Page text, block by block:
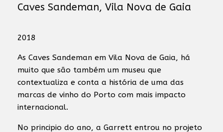
Caves Sandeman, Vila Nova de Gaia
2018
As Caves Sandeman em Vila Nova de Gaia, há
muito que são também um museu que
contextualiza e conta a história de uma das
marcas de vinho do Porto com mais impacto
internacional.
No principio do ano, a Garrett entrou no projeto